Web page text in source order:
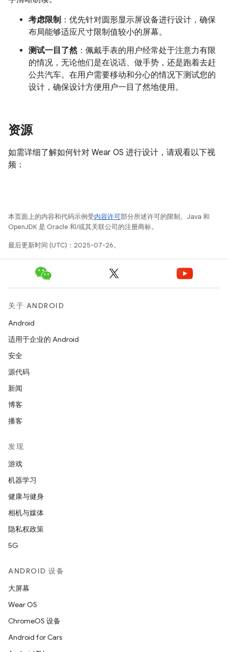
考虑限制 ：优先针对圆形显示屏设备进行设计，确保
布局能够适应尺寸限制值较小的屏幕。
测试一目了然：佩戴手表的用户经常处于注意力有限
的情况，无论他们是在说话、做手势，还是跑着去赶
公共汽车。在用户需要移动和分心的情况下测试您的
设计，确保设计方便用户一目了然地使用。
资源
如需详细了解如何针对 Wear OS 进行设计，请观看以下视
频：
本页面上的内容和代码示例受内容许可部分所述许可的限制。Java 和
OpenJDK 是 Oracle 和/或其关联公司的注册商标。
最后更新时间 (UTC)：2025-07-26。
关于 ANDROID
Android
适用于企业的 Android
安全
源代码
新闻
博客
播客
发现
游戏
机器学习
健康与健身
相机与媒体
隐私权政策
5G
ANDROID 设备
大屏幕
Wear OS
ChromeOS 设备
Android for Cars